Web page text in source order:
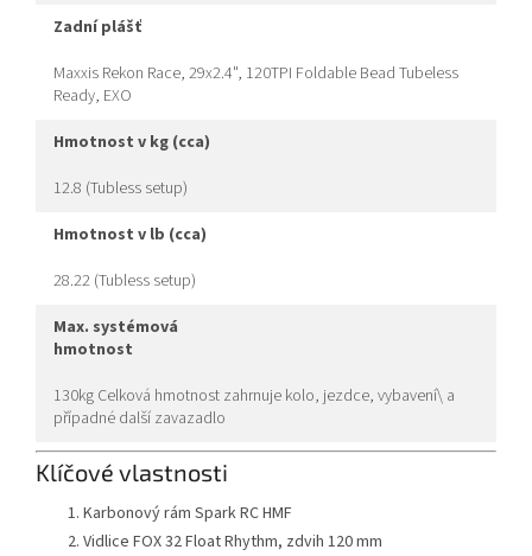
zadní plášť
Maxxis Rekon Race, 29x2.4", 120TPI Foldable Bead Tubeless
Ready, EXO
hmotnost v kg (cca)
12.8 (Tubless setup)
hmotnost v lb (cca)
28.22 (Tubless setup)
max. systémová
hmotnost
130kg Celková hmotnost zahrnuje kolo, jezdce, vybavení\ a
případné další zavazadlo
Klíčové vlastnosti
Karbonový rám Spark RC HMF
Vidlice FOX 32 Float Rhythm, zdvih 120 mm